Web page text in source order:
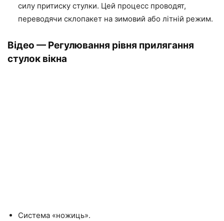
силу притиску стулки. Цей процесс проводят,
переводячи склопакет на зимовий або літній режим.
Відео — Регулювання рівня прилягання
стулок вікна
Система «ножиць».